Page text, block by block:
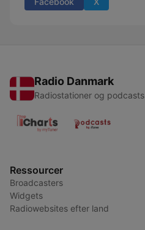
Radio Danmark
Radiostationer og podcasts
Ressourcer
Broadcasters
Widgets
Radiowebsites efter land